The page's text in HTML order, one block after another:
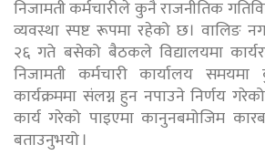
निजामती कर्मचारीले कुनै राजनीतिक
व्यवस्था स्पष्ट रूपमा रहेको छ। वालिङ
२६ गते बसेको बैठकले विद्यालयमा
निजामती कर्मचारी कार्यालय
कार्यक्रममा संलग्न हुन नपाउने निर्णय
कार्य गरेको पाइएमा कानुनबमोजिम
बताउनुभयो ।